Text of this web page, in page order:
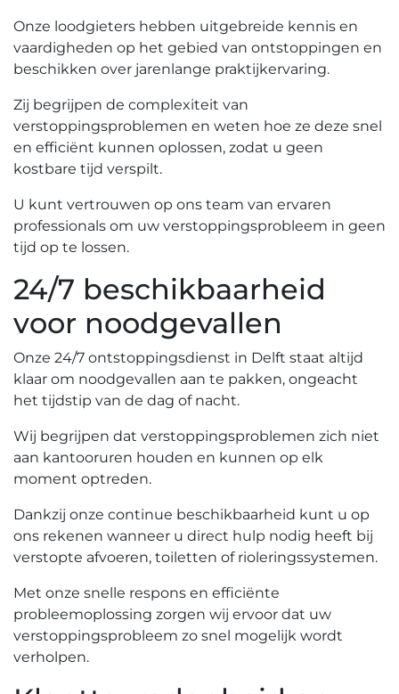
Onze loodgieters hebben uitgebreide kennis en
vaardigheden op het gebied van ontstoppingen en
beschikken over jarenlange praktijkervaring.​
Zij begrijpen de complexiteit van
verstoppingsproblemen en weten hoe ze deze snel
en efficiënt kunnen oplossen, zodat u geen
kostbare tijd verspilt.​
U kunt vertrouwen op ons team van ervaren
professionals om uw verstoppingsprobleem in geen
tijd op te lossen.​
24/7 beschikbaarheid
voor noodgevallen
Onze 24/7 ontstoppingsdienst in Delft staat altijd
klaar om noodgevallen aan te pakken, ongeacht
het tijdstip van de dag of nacht.
Wij begrijpen dat verstoppingsproblemen zich niet
aan kantooruren houden en kunnen op elk
moment optreden.​
Dankzij onze continue beschikbaarheid kunt u op
ons rekenen wanneer u direct hulp nodig heeft bij
verstopte afvoeren, toiletten of rioleringssystemen.​
Met onze snelle respons en efficiënte
probleemoplossing zorgen wij ervoor dat uw
verstoppingsprobleem zo snel mogelijk wordt
verholpen.​